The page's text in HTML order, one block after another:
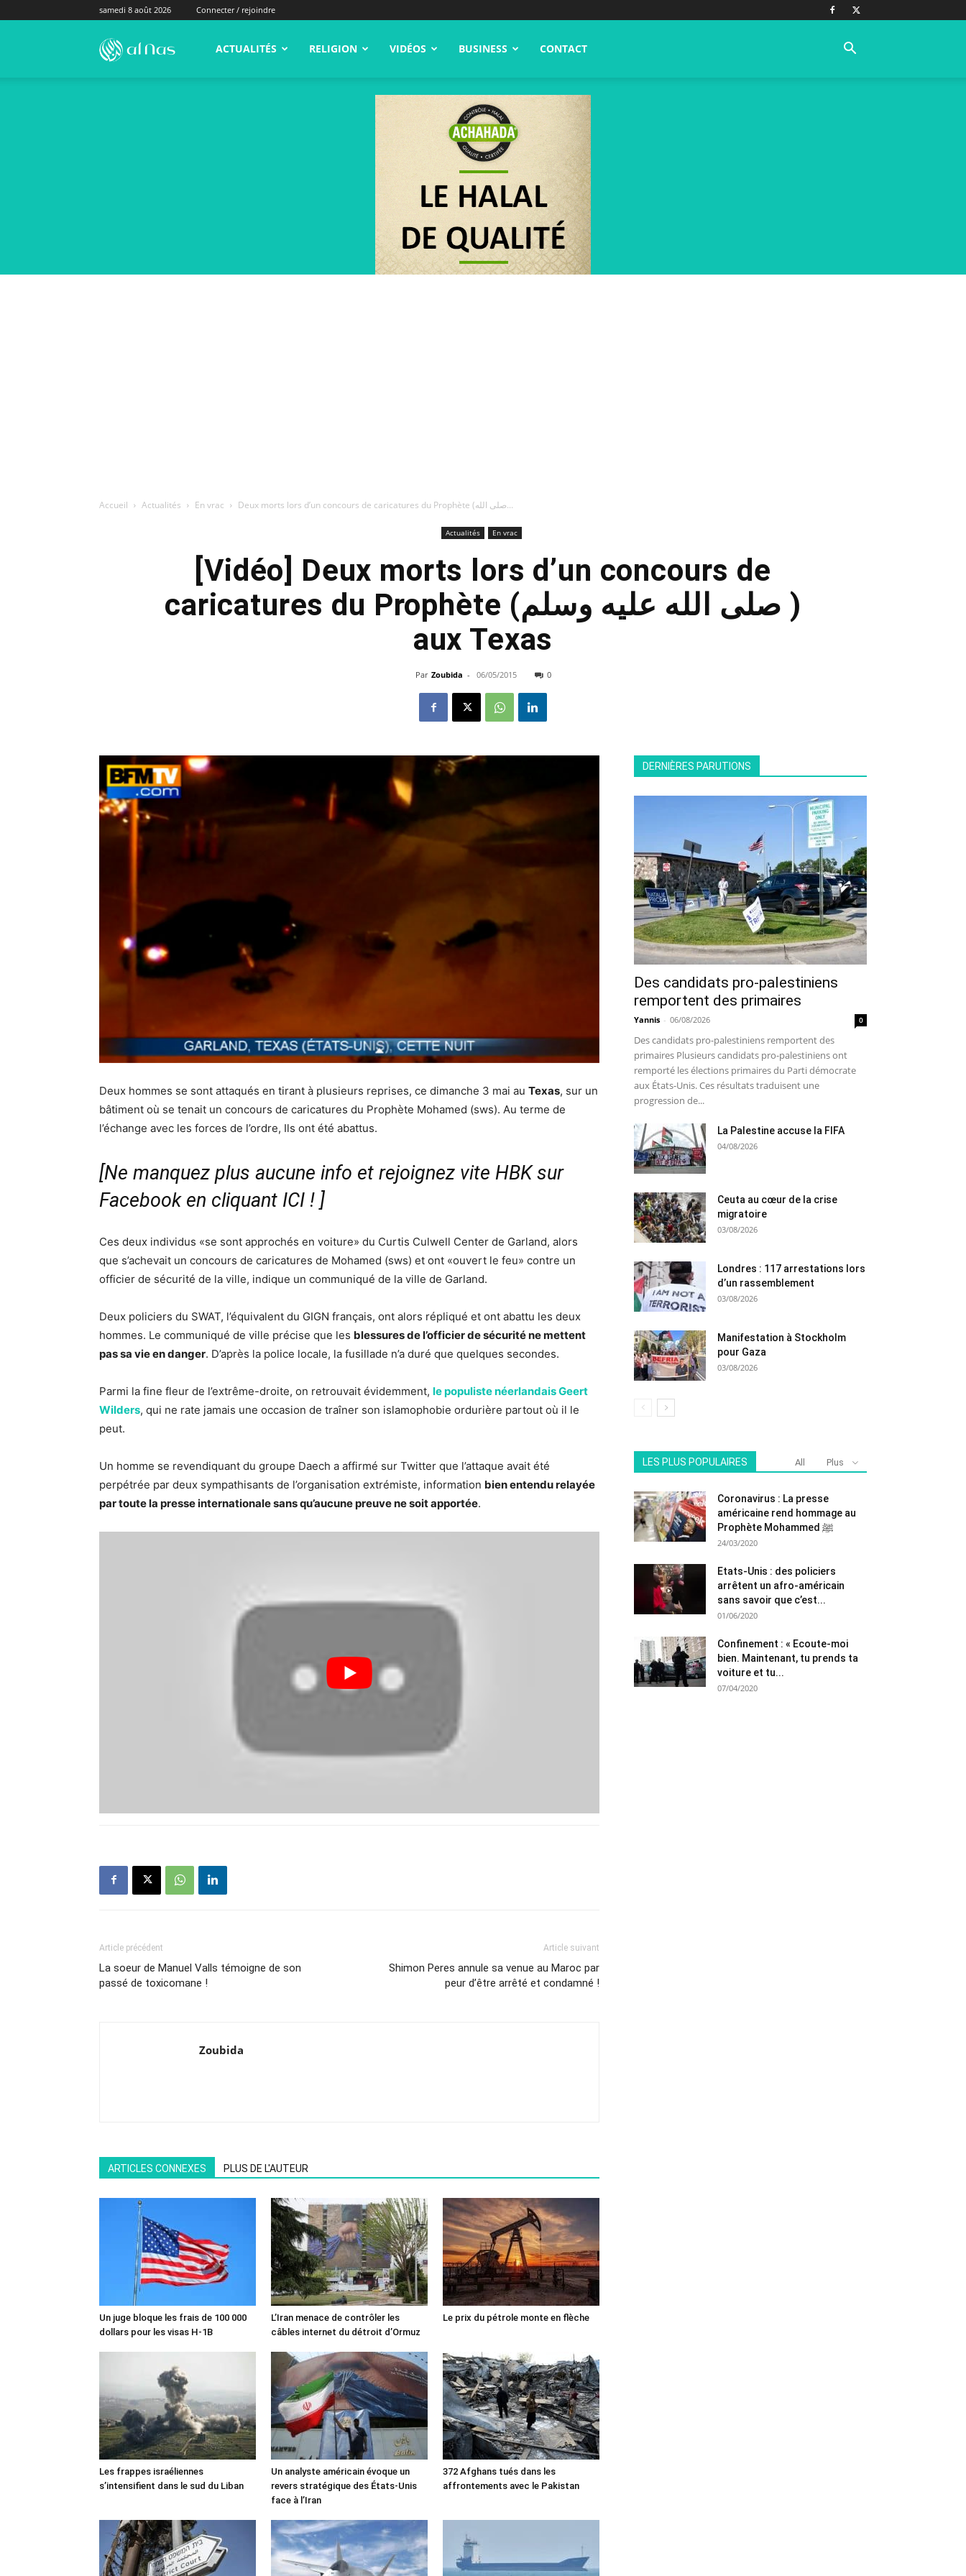
samedi 8 août 2026 Connecter / rejoindre
alNas.fr ACTUALITÉS RELIGION VIDÉOS BUSINESS CONTACT
Accueil Actualités En vrac Deux morts lors d’un concours de caricatures du Prophète (صلى الله...
Actualités En vrac
[Vidéo] Deux morts lors d’un concours de
caricatures du Prophète (صلى الله عليه وسلم )
aux Texas
Par Zoubida - 06/05/2015 0
Deux hommes se sont attaqués en tirant à plusieurs reprises, ce dimanche 3 mai au Texas, sur un
bâtiment où se tenait un concours de caricatures du Prophète Mohamed (sws). Au terme de
l’échange avec les forces de l’ordre, Ils ont été abattus.
[Ne manquez plus aucune info et rejoignez vite HBK sur
Facebook en cliquant ICI ! ]
Ces deux individus «se sont approchés en voiture» du Curtis Culwell Center de Garland, alors
que s’achevait un concours de caricatures de Mohamed (sws) et ont «ouvert le feu» contre un
officier de sécurité de la ville, indique un communiqué de la ville de Garland.
Deux policiers du SWAT, l’équivalent du GIGN français, ont alors répliqué et ont abattu les deux
hommes. Le communiqué de ville précise que les blessures de l’officier de sécurité ne mettent
pas sa vie en danger. D’après la police locale, la fusillade n’a duré que quelques secondes.
Parmi la fine fleur de l’extrême-droite, on retrouvait évidemment, le populiste néerlandais Geert
Wilders, qui ne rate jamais une occasion de traîner son islamophobie ordurière partout où il le
peut.
Un homme se revendiquant du groupe Daech a affirmé sur Twitter que l’attaque avait été
perpétrée par deux sympathisants de l’organisation extrémiste, information bien entendu relayée
par toute la presse internationale sans qu’aucune preuve ne soit apportée.
Article précédent
La soeur de Manuel Valls témoigne de son
passé de toxicomane !
Article suivant
Shimon Peres annule sa venue au Maroc par
peur d’être arrêté et condamné !
Zoubida
ARTICLES CONNEXES PLUS DE L'AUTEUR
Un juge bloque les frais de 100 000
dollars pour les visas H-1B
L’Iran menace de contrôler les
câbles internet du détroit d’Ormuz
Le prix du pétrole monte en flèche
Les frappes israéliennes
s’intensifient dans le sud du Liban
Un analyste américain évoque un
revers stratégique des États-Unis
face à l’Iran
372 Afghans tués dans les
affrontements avec le Pakistan
DERNIÈRES PARUTIONS
Des candidats pro-palestiniens
remportent des primaires
Yannis - 06/08/2026 0
Des candidats pro-palestiniens remportent des
primaires Plusieurs candidats pro-palestiniens ont
remporté les élections primaires du Parti démocrate
aux États-Unis. Ces résultats traduisent une
progression de...
La Palestine accuse la FIFA
04/08/2026
Ceuta au cœur de la crise
migratoire
03/08/2026
Londres : 117 arrestations lors
d’un rassemblement
03/08/2026
Manifestation à Stockholm
pour Gaza
03/08/2026
LES PLUS POPULAIRES All Plus
Coronavirus : La presse
américaine rend hommage au
Prophète Mohammed ﷺ
24/03/2020
Etats-Unis : des policiers
arrêtent un afro-américain
sans savoir que c’est...
01/06/2020
Confinement : « Ecoute-moi
bien. Maintenant, tu prends ta
voiture et tu...
07/04/2020